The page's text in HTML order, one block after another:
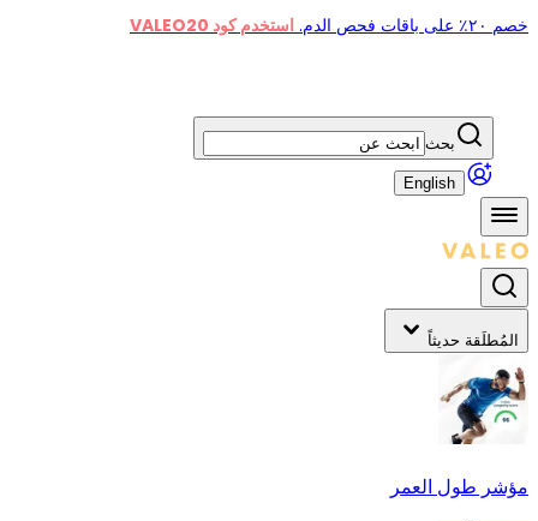
خصم ٢٠٪ على باقات فحص الدم. استخدم كود VALEO20
بحث
English
المُطلَقة حديثاً
مؤشر طول العمر